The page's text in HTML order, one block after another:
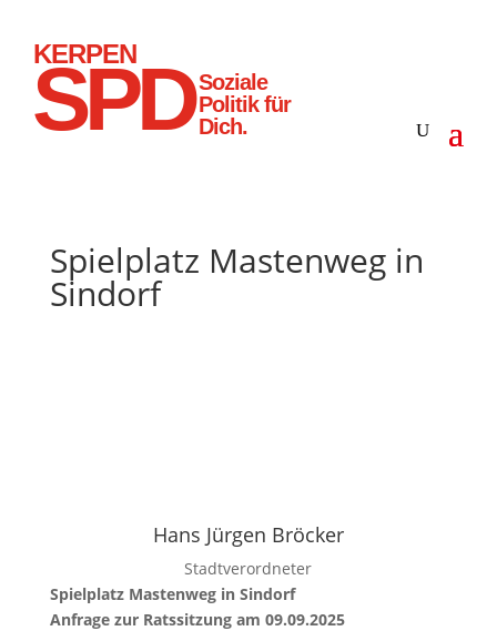
SPD
KERPEN
Soziale
Politik für
Dich.
Spielplatz Mastenweg in
Sindorf
Hans Jürgen Bröcker
Stadtverordneter
Spielplatz Mastenweg in Sindorf
Anfrage zur Ratssitzung am 09.09.2025